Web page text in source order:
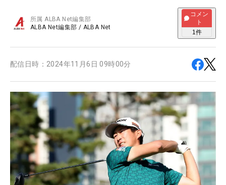
所属ALBA Net編集部
ALBA Net編集部 / ALBA Net
コメン
ト
1件
配信日時： 2024年11月6日 09時00分